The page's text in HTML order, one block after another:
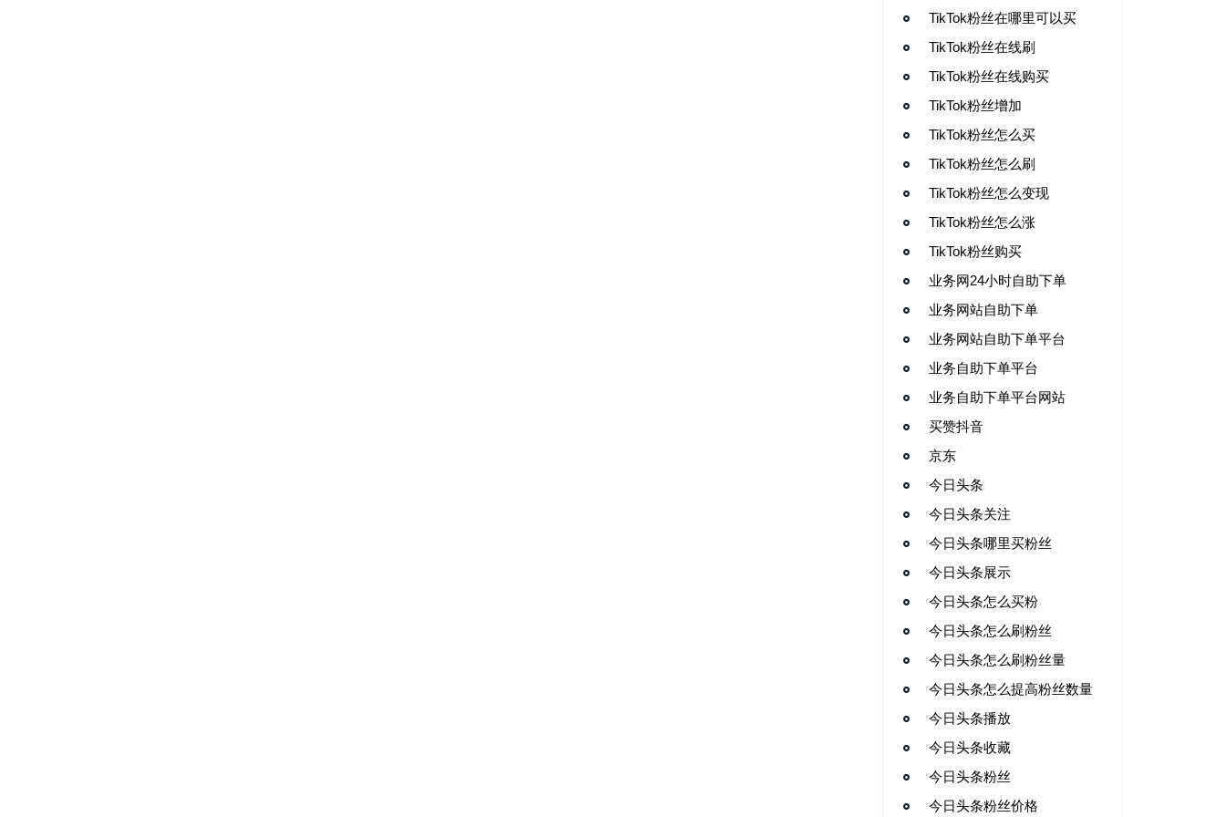
TikTok粉丝在哪里可以买
TikTok粉丝在线刷
TikTok粉丝在线购买
TikTok粉丝增加
TikTok粉丝怎么买
TikTok粉丝怎么刷
TikTok粉丝怎么变现
TikTok粉丝怎么涨
TikTok粉丝购买
业务网24小时自助下单
业务网站自助下单
业务网站自助下单平台
业务自助下单平台
业务自助下单平台网站
买赞抖音
京东
今日头条
今日头条关注
今日头条哪里买粉丝
今日头条展示
今日头条怎么买粉
今日头条怎么刷粉丝
今日头条怎么刷粉丝量
今日头条怎么提高粉丝数量
今日头条播放
今日头条收藏
今日头条粉丝
今日头条粉丝价格